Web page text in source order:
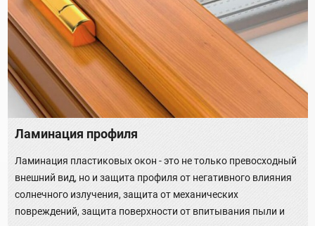
Ламинация профиля
Ламинация пластиковых окон - это не только превосходный
внешний вид, но и защита профиля от негативного влияния
солнечного излучения, защита от механических
повреждений, защита поверхности от впитывания пыли и